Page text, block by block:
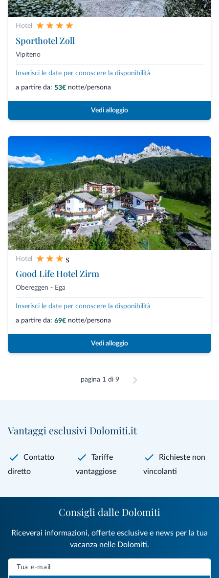
Hotel
Sporthotel Zoll
Vipiteno
Inserisci le date per conoscere la disponibilità
a partire da: 53€ notte/persona
Vedi alloggio
Hotel
s
Good Life Hotel Zirm
Obereggen - Ega
Inserisci le date per conoscere la disponibilità
a partire da: 69€ notte/persona
Vedi alloggio
pagina 1 di 9
Vantaggi esclusivi Dolomiti.it
Contatto
diretto
Tariffe
vantaggiose
Richieste non
vincolanti
Consigli dalle Dolomiti
Riceverai informazioni, offerte esclusive e news per la tua
vacanza nelle Dolomiti.